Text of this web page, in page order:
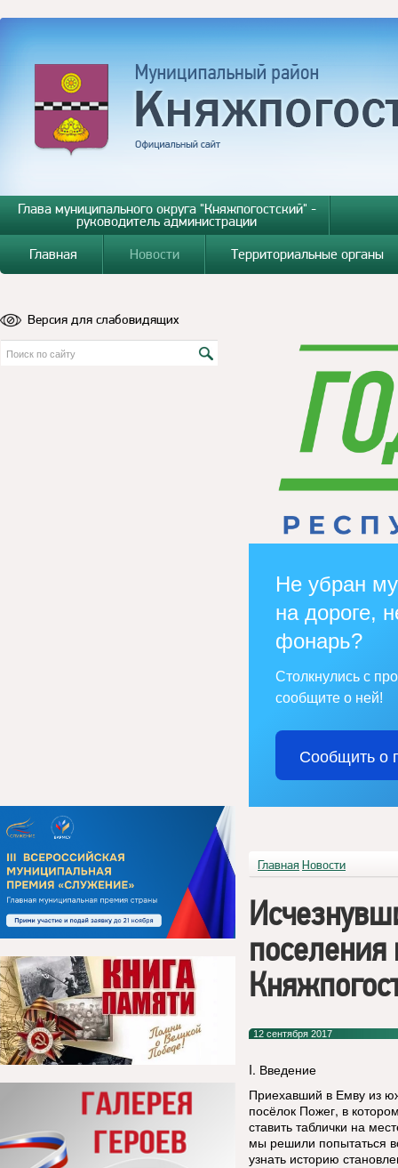
Глава муниципального округа "Княжпогостский" -
руководитель администрации
Главная
Новости Территориальные органы
Версия для слабовидящих
Не убран
на дороге,
фонарь?
Столкнулись с
сообщите о ней!
Сообщить о
Главная Новости
поселения
12 сентября 2017
I. Введение
Приехавший в Емву из
посёлок Пожег, в
ставить таблички на
мы решили попытаться
узнать историю